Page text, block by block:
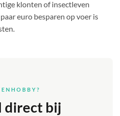
klonten of insectleven
euro besparen op voer is
direct bij